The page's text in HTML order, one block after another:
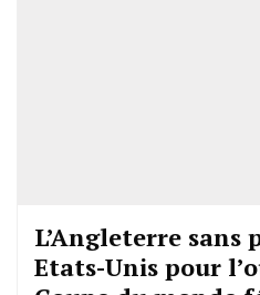
L’Angleterre sans
Etats-Unis pour